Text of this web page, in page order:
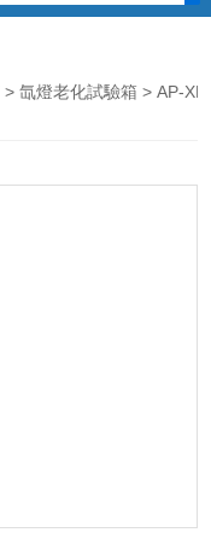
>氙燈老化試驗箱 > AP-XD